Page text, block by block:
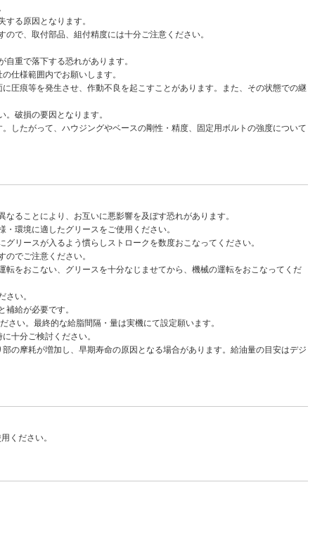
る原因となります。
で、取付部品、組付精度には十分ご注意ください。
重で落下する恐れがあります。
仕様範囲内でお願いします。
圧痕等を発生させ、作動不良を起こすことがあります。また、その状態での継
破損の要因となります。
したがって、ハウジングやベースの剛性・精度、固定用ボルトの強度について
ることにより、お互いに悪影響を及ぼす恐れがあります。
環境に適したグリースをご使用ください。
リースが入るよう慣らしストロークを数度おこなってください。
でご注意ください。
をおこない、グリースを十分なじませてから、機械の運転をおこなってくだ
い。
給が必要です。
い。最終的な給脂間隔・量は実機にて設定願います。
十分ご検討ください。
の摩耗が増加し、早期寿命の原因となる場合があります。給油量の目安はデジ
ください。